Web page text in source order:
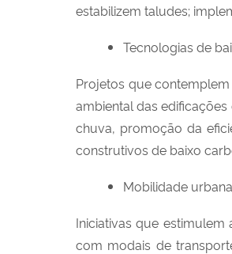
estabilizem taludes;
Tecnologias de
Projetos que
ambiental das
chuva, promoção da
construtivos de baixo
Mobilidade
Iniciativas que
com modais de